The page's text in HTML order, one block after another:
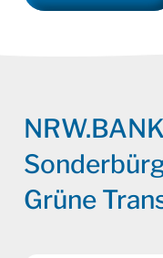
Grüne